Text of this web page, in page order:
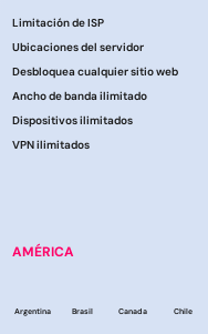
Limitación de ISP
Ubicaciones del servidor
Desbloquea cualquier sitio web
Ancho de banda ilimitado
Dispositivos ilimitados
VPN ilimitados
AMÉRICA
Argentina Brasil Canada Chile